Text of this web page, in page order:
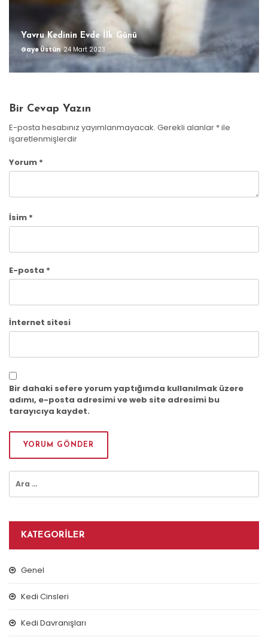
Yavru Kedinin Evde İlk Günü
Gaye Üstün 24 Mart 2023
Bir Cevap Yazın
E-posta hesabınız yayımlanmayacak. Gerekli alanlar *ile
işaretlenmişlerdir
Yorum *
İsim *
E-posta *
İnternet sitesi
Bir dahaki sefere yorum yaptığımda kullanılmak üzere
adımı, e-posta adresimi ve web site adresimi bu
tarayıcıya kaydet.
Arama:
KATEGORILER
Genel
Kedi Cinsleri
Kedi Davranışları